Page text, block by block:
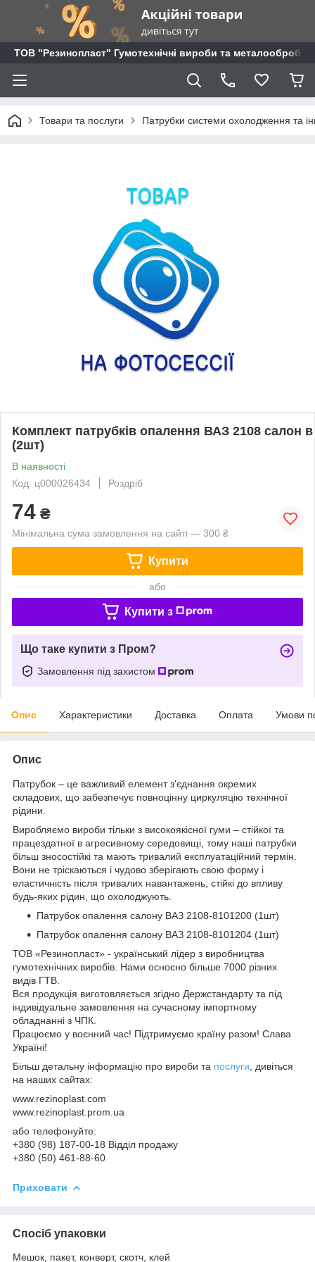
ТОВ "Резинопласт" Гумотехнічні вироби та металообробка
Товари та послуги Патрубки системи охолодження та
Комплект патрубків опалення ВАЗ 2108 салон в
(2шт)
В наявності
Код: ц000026434
Роздріб
74 ₴
Мінімальна сума замовлення на сайті — 300 ₴
Купити
або
Купити з
Що таке купити з Пром?
Замовлення під захистом
Опис Характеристики Доставка Оплата Умови
Опис
Патрубок – це важливий елемент з'єднання окремих
складових, що забезпечує повноцінну циркуляцію технічної
рідини.
Виробляємо вироби тільки з високоякісної гуми – стійкої та
працездатної в агресивному середовищі, тому наші патрубки
більш зносостійкі та мають тривалий експлуатаційний термін.
Вони не тріскаються і чудово зберігають свою форму і
еластичність після тривалих навантажень, стійкі до впливу
будь-яких рідин, що охолоджують.
Патрубок опалення салону ВАЗ 2108-8101200 (1шт)
Патрубок опалення салону ВАЗ 2108-8101204 (1шт)
ТОВ «Резинопласт» - український лідер з виробництва
гумотехнічних виробів. Нами осноєно більше 7000 різних
видів ГТВ.
Вся продукція виготовляється згідно Держстандарту та під
індивідуальне замовлення на сучасному імпортному
обладнанні з ЧПК.
Працюємо у воєнний час! Підтримуємо країну разом! Слава
Україні!
Більш детальну інформацію про вироби та послуги , дивіться
на наших сайтах:
www.rezinoplast.com
www.rezinoplast.prom.ua
або телефонуйте:
+380 (98) 187-00-18 Відділ продажу
+380 (50) 461-88-60
Приховати
Спосіб упаковки
Мешок, пакет, конверт, скотч, клей